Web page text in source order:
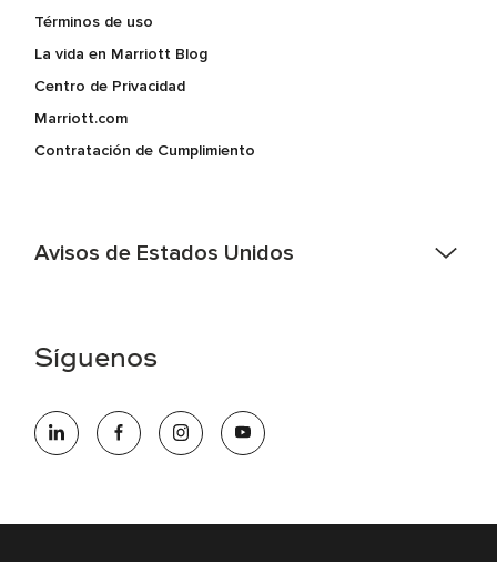
Términos de uso
La vida en Marriott Blog
Centro de Privacidad
Marriott.com
Contratación de Cumplimiento
Avisos de Estados Unidos
electrónico hqaffirmativeaction@marriott.com
oportunidades que se compromete a contratar una fuerza
de trabajo diversa y a mantener una cultura inclusiva.
Síguenos